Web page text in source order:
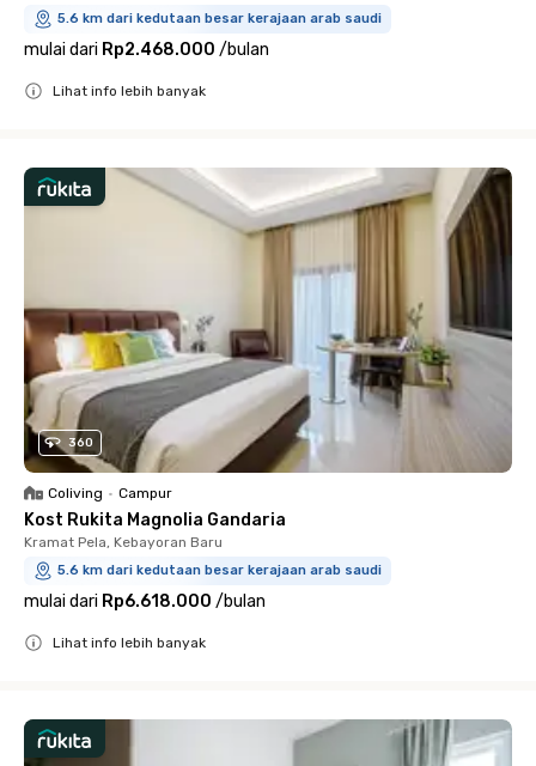
5.6 km dari kedutaan besar kerajaan arab saudi
mulai dari Rp2.468.000 /bulan
Lihat info lebih banyak
360
Coliving • Campur
Kost Rukita Magnolia Gandaria
Kramat Pela, Kebayoran Baru
5.6 km dari kedutaan besar kerajaan arab saudi
mulai dari Rp6.618.000 /bulan
Lihat info lebih banyak